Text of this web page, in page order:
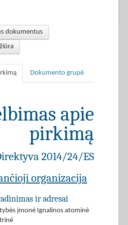
dokumentus
Dokumento grupė
apie
pirkimą
2014/24/ES
organizacija
ir adresai
įmonė Ignalinos atominė